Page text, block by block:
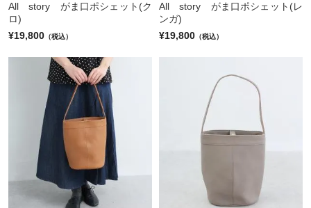
All story がま口ポシェット(ク
ロ)
¥19,800 （税込）
All story がま口ポシェット(レ
ンガ)
¥19,800 （税込）